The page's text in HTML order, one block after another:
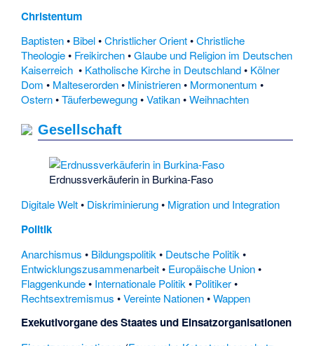
Christentum
Baptisten• Bibel•Christlicher Orient•Christliche
Theologie• Freikirchen•Glaube und Religion im Deutschen
Kaiserreich • Katholische Kirche in Deutschland• Kölner
Dom • Malteserorden• Ministrieren• Mormonentum •
Ostern•Täuferbewegung•Vatikan•Weihnachten
Gesellschaft
Erdnussverkäuferin in Burkina-Faso
Digitale Welt• Diskriminierung• Migration und Integration
Politik
Anarchismus • Bildungspolitik • Deutsche Politik •
Entwicklungszusammenarbeit• Europäische Union•
Flaggenkunde• Internationale Politik • Politiker•
Rechtsextremismus •Vereinte Nationen•Wappen
Exekutivorgane des Staates und Einsatzorganisationen